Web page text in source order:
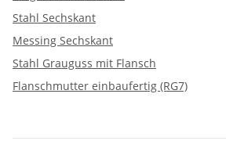
Stahl Sechskant
Messing Sechskant
Stahl Grauguss mit Flansch
Flanschmutter einbaufertig (RG7)